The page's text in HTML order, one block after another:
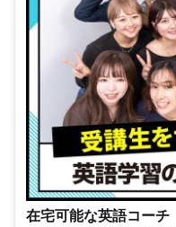
在宅可能な英語コーチ